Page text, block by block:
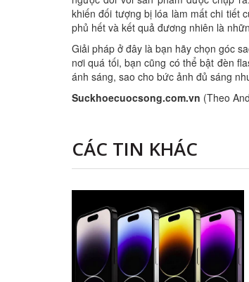
khiến đối tượng bị lóa làm mất chi tiết
phủ hết và kết quả đương nhiên là
Giải pháp ở đây là bạn hãy chọn góc
nơi quá tối, bạn cũng có thể bật đèn
ánh sáng, sao cho bức ảnh đủ sáng
Suckhoecuocsong.com.vn (Theo
CÁC TIN KHÁC